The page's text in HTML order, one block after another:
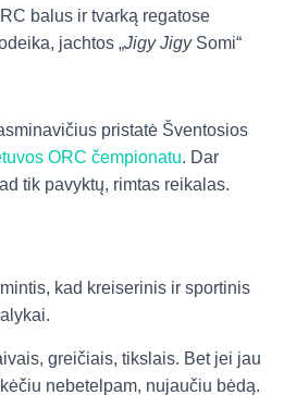
balus ir tvarką regatose
jachtos „Jigy JigySomi“
pristatė Šventosios
ORC čempionatu. Dar
tik pavyktų, rimtas reikalas.
kad kreiserinis ir sportinis
greičiais, tikslais. Bet jei jau
nebetelpam, nujaučiu bėdą.